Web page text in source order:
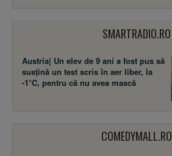
SMARTRADIO.RO
Austria| Un elev de 9 ani a fost pus să
susţină un test scris în aer liber, la
-1°C, pentru că nu avea mască
COMEDYMALL.RO